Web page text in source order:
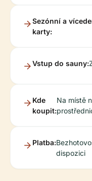
Sezónní a
karty:
Vstup do sauny:
Kde
koupit:
Na místě
Platba:
dispozici